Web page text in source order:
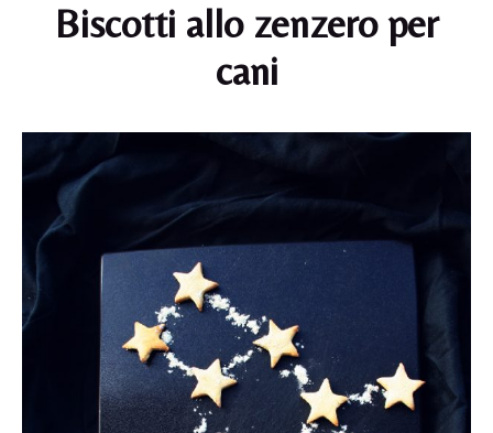
Biscotti allo zenzero per
cani